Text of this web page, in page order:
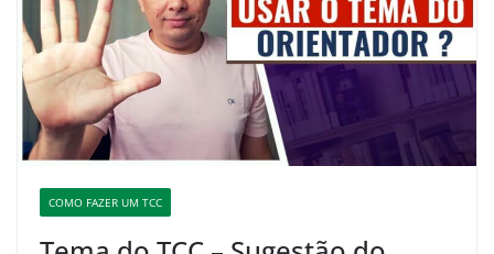
COMO FAZER UM TCC